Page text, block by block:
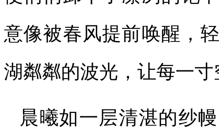
意像被春风提前唤醒，
湖粼粼的波光，让每一
晨曦如一层清湛的纱